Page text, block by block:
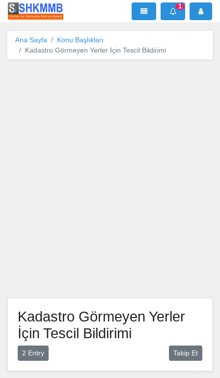
SHKMMB MenÜ Mesaj
1
Ana Sayfa
Konu Başlıkları
Kadastro Görmeyen Yerler İçin Tescil Bildirimi
Kadastro Görmeyen Yerler
İçin Tescil Bildirimi
Takip Et
2 Entry